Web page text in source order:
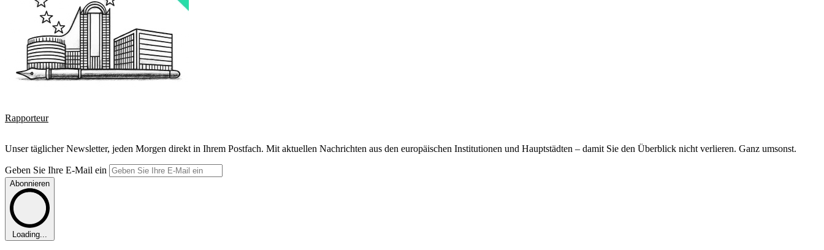
Rapporteur
Unser täglicher Newsletter, jeden Morgen direkt in Ihrem Postfach. Mit aktuellen Nachrichten aus den europäischen Institutionen und Hauptstädten – damit Sie den Überblick nicht verlieren. Ganz umsonst.
Geben Sie Ihre E-Mail ein
Abonnieren
Loading...